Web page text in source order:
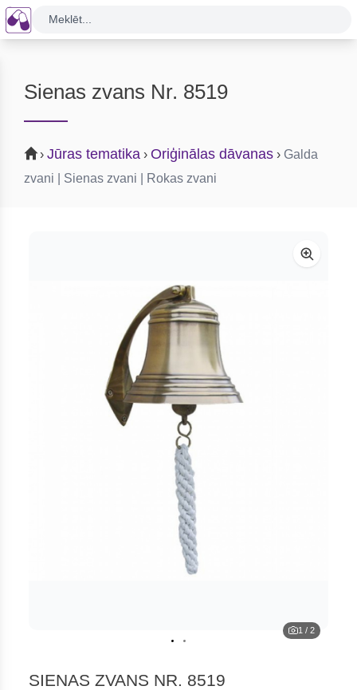
Meklēt...
Sienas zvans Nr. 8519
› Jūras tematika › Oriģinālas dāvanas › Galda
zvani | Sienas zvani | Rokas zvani
1 / 2
SIENAS ZVANS NR. 8519